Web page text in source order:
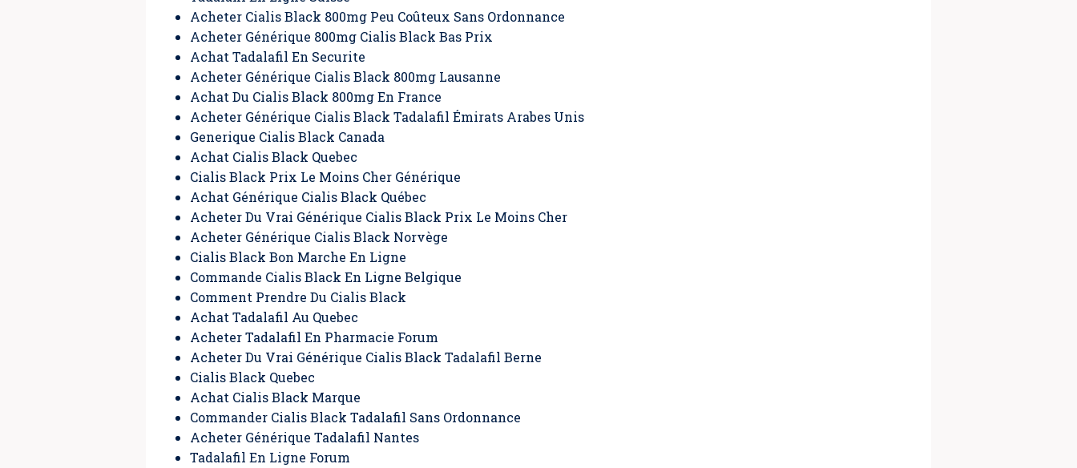
Acheter Cialis Black 800mg Peu Coûteux Sans Ordonnance
Acheter Générique 800mg Cialis Black Bas Prix
Achat Tadalafil En Securite
Acheter Générique Cialis Black 800mg Lausanne
Achat Du Cialis Black 800mg En France
Acheter Générique Cialis Black Tadalafil Émirats Arabes Unis
Generique Cialis Black Canada
Achat Cialis Black Quebec
Cialis Black Prix Le Moins Cher Générique
Achat Générique Cialis Black Québec
Acheter Du Vrai Générique Cialis Black Prix Le Moins Cher
Acheter Générique Cialis Black Norvège
Cialis Black Bon Marche En Ligne
Commande Cialis Black En Ligne Belgique
Comment Prendre Du Cialis Black
Achat Tadalafil Au Quebec
Acheter Tadalafil En Pharmacie Forum
Acheter Du Vrai Générique Cialis Black Tadalafil Berne
Cialis Black Quebec
Achat Cialis Black Marque
Commander Cialis Black Tadalafil Sans Ordonnance
Acheter Générique Tadalafil Nantes
Tadalafil En Ligne Forum